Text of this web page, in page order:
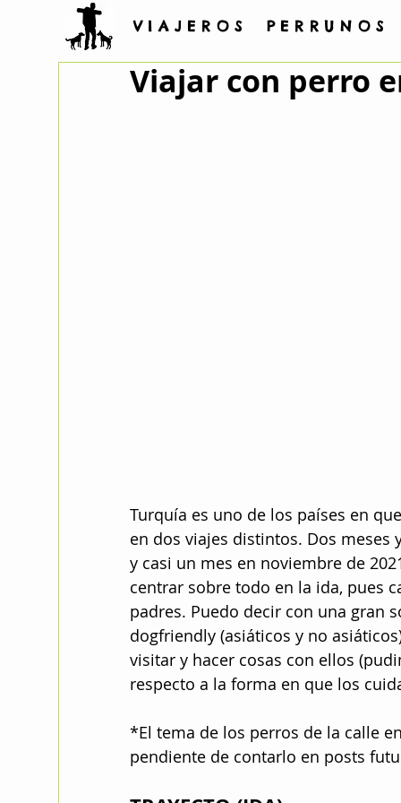
V I A J E R O S P E R R U N O S
Viajar con perro
Turquía es uno de los países en
en dos viajes distintos. Dos meses
y casi un mes en noviembre de
centrar sobre todo en la ida, pues
padres. Puedo decir con una gran
dogfriendly (asiáticos y no
visitar y hacer cosas con ellos
respecto a la forma en que los
*El tema de los perros de la calle
pendiente de contarlo en posts